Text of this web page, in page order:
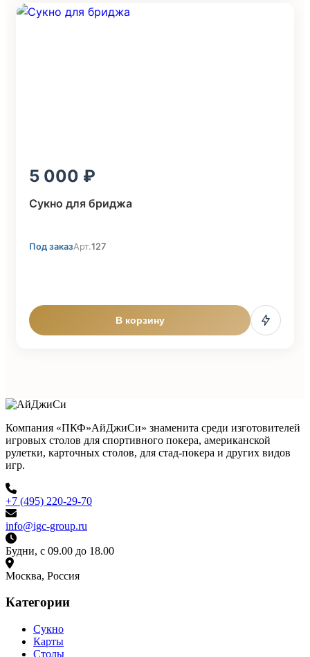
5 000
Сукно для бриджа
Под заказАрт.127
В корзину
Компания «ПКФ»АйДжиСи» знаменита среди изготовителей
игровых столов для спортивного покера, американской
рулетки, карточных столов, для стад-покера и других видов
игр.
+7 (495) 220-29-70
info@igc-group.ru
Будни, с 09.00 до 18.00
Москва, Россия
Категории
Сукно
Карты
Столы